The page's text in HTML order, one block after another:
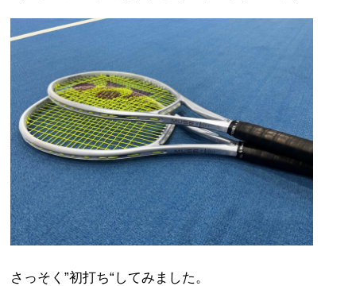
さっそく”初打ち“してみました。